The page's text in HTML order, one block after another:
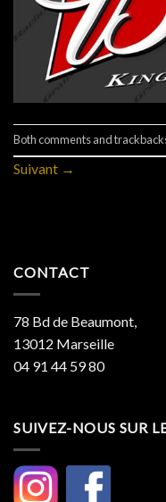
Both comments and
Suivant →
CONTACT
78 Bd de Beaumont,
13012 Marseille
04 91 44 59 80
SUIVEZ-NOUS SUR